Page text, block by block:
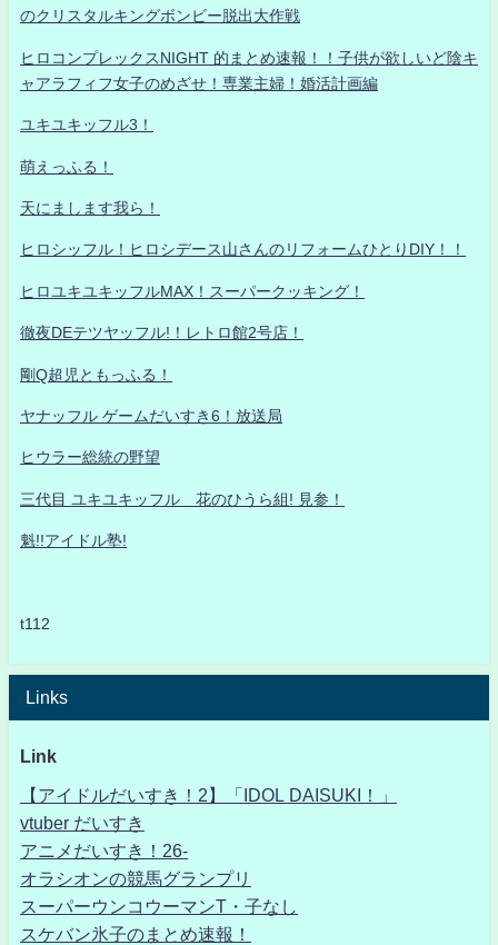
のクリスタルキングボンビー脱出大作戦
ヒロコンプレックスNIGHT 的まとめ速報！！子供が欲しいど陰キ
ャアラフィフ女子のめざせ！専業主婦！婚活計画編
ユキユキッフル3！
萌えっふる！
天にまします我ら！
ヒロシッフル！ヒロシデース山さんのリフォームひとりDIY！！
ヒロユキユキッフルMAX！スーパークッキング！
徹夜DEテツヤッフル!！レトロ館2号店！
剛Q超児ともっふる！
ヤナッフル ゲームだいすき6！放送局
ヒウラー総統の野望
三代目 ユキユキッフル 花のひうら組! 見参！
魁!!アイドル塾!
t112
Links
Link
【アイドルだいすき！2】「IDOL DAISUKI！」
vtuber だいすき
アニメだいすき！26-
オラシオンの競馬グランプリ
スーパーウンコウーマンT・子なし
スケバン氷子のまとめ速報！